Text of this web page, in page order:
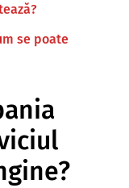
se poate